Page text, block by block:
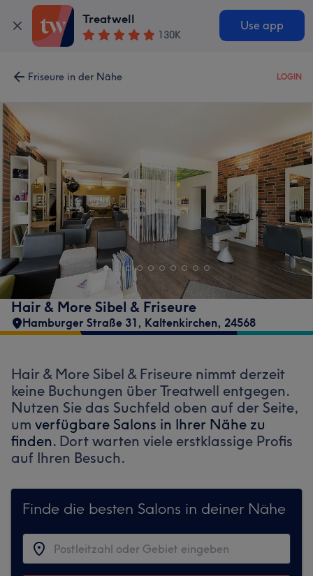
Treatwell
130K
Use app
Friseure in der Nähe LOGIN
Hair & More Sibel & Friseure
Hamburger Straße 31, Kaltenkirchen, 24568
Hair & More Sibel & Friseure nimmt derzeit
keine Buchungen über Treatwell entgegen.
Nutzen Sie das Suchfeld oben auf der Seite,
um verfügbare Salons in Ihrer Nähe zu
finden. Dort warten viele erstklassige Profis
auf Ihren Besuch.
Finde die besten Salons in deiner Nähe